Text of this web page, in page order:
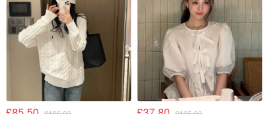
让圈妹来推荐几款Dr.Martens热卖的款式吧！大家在选款的
时候还可以参考我们社区潮人们的穿搭，穿出属于你自己气
场的马丁靴~
1460明星款8孔马丁靴硬皮
1460可以说是Dr.Martens品牌最热卖的明星款马丁靴了！经
典8孔的设计，相对来说不挑腿型，比较耐穿也十分百搭。